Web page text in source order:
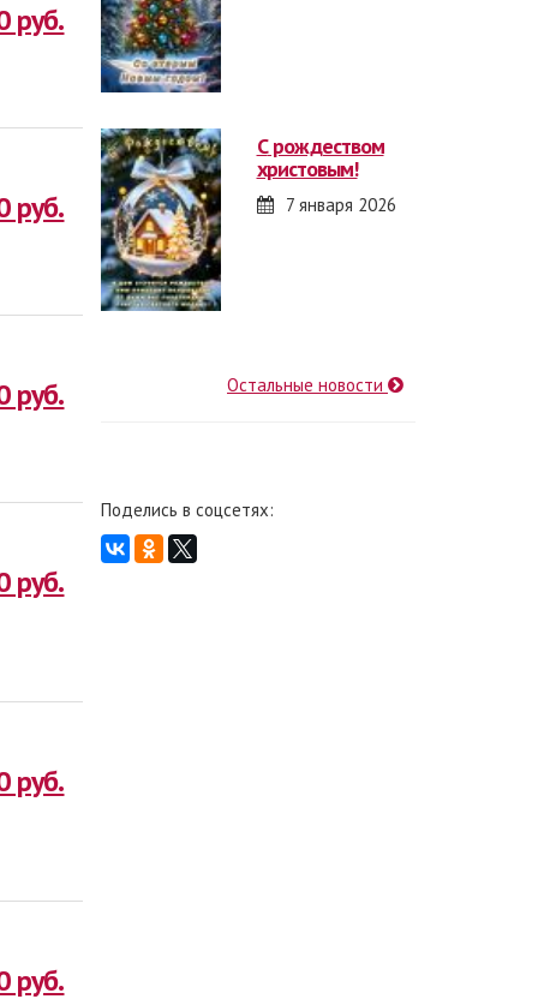
руб.
руб.
руб.
руб.
руб.
руб.
с рождеством
христовым!
7 января 2026
Остальные новости
Поделись в соцсетях: